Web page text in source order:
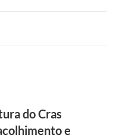
do Cras
e